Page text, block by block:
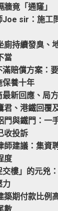
牆竟「通窿」
Joe sir：施工
廁持續發臭、
當
滿賠償方案：
保養十年
最新回應、局
君、港鐵回覆
門與鐵門：一
收投訴
師建議：集資
度
交樓」的元兇
力
築期付款比例